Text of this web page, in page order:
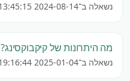
נשאלה ב־2024-08-14 13:45:15
מה היתרונות של קיקבוקסינג?
נשאלה ב־2025-01-04 19:16:44